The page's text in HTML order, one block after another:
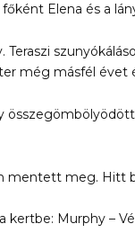
Elena és a
Teraszi
még másfél évet
mentett meg. Hitt
kertbe: Murphy –